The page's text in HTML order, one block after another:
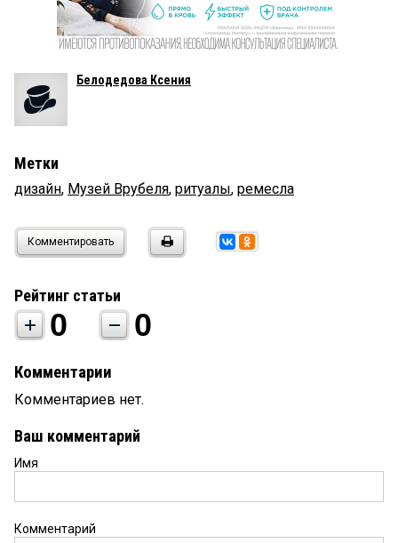
Белодедова Ксения
Метки
дизайн, Музей Врубеля, ритуалы, ремесла
Комментировать
Рейтинг статьи
0 0
Комментарии
Комментариев нет.
Ваш комментарий
Имя
Комментарий